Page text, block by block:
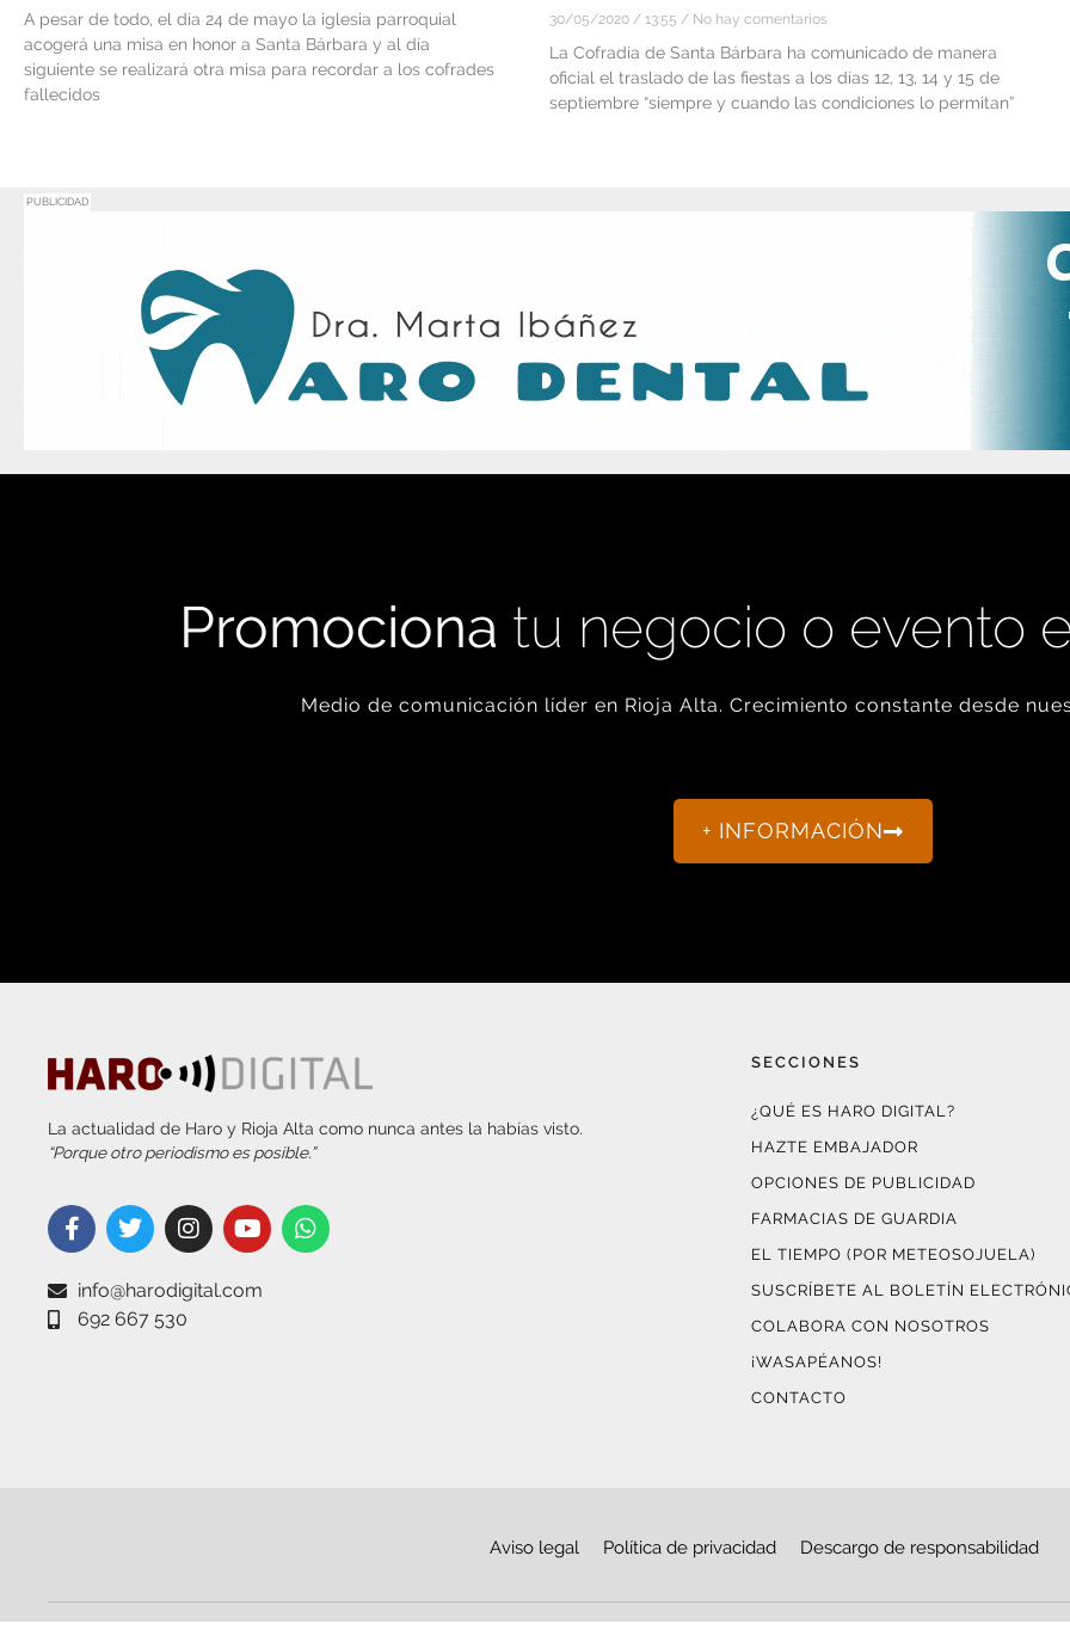
A pesar de todo, el día 24 de mayo la iglesia parroquial
acogerá una misa en honor a Santa Bárbara y al día
siguiente se realizará otra misa para recordar a los cofrades
fallecidos
30/05/2020 13:55 No hay comentarios
La Cofradía de Santa Bárbara ha comunicado de manera
oficial el traslado de las fiestas a los días 12, 13, 14 y 15 de
septiembre “siempre y cuando las condiciones lo permitan”
PUBLICIDAD
Promociona tu negocio o evento
Medio de comunicación líder en Rioja Alta. Crecimiento constante desde
+ INFORMACIÓN
La actualidad de Haro y Rioja Alta como nunca antes la habías visto.
“Porque otro periodismo es posible.”
info@harodigital.com
692 667 530
SECCIONES
¿QUÉ ES HARO DIGITAL?
HAZTE EMBAJADOR
OPCIONES DE PUBLICIDAD
FARMACIAS DE GUARDIA
EL TIEMPO (POR METEOSOJUELA)
SUSCRÍBETE AL BOLETÍN
COLABORA CON NOSOTROS
¡WASAPÉANOS!
CONTACTO
Aviso legal Política de privacidad Descargo de responsabilidad